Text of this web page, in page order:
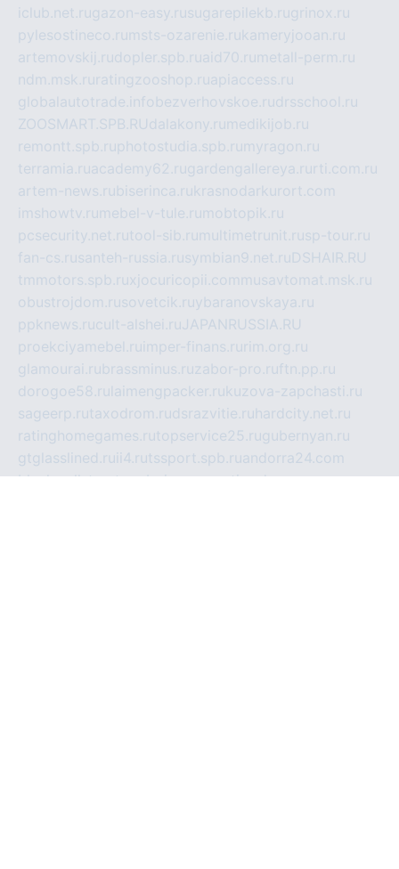
iclub.net.rugazon-easy.rusugarepilekb.rugrinox.ru
pylesostineco.ru msts-ozarenie.rukameryjooan.ru
artemovskij.rudopler.spb.ruaid70.ru metall-perm.ru
ndm.msk.ru ratingzooshop.ruapiaccess.ru
globalautotrade.info bezverhovskoe.rudrsschool.ru
ZOOSMART.SPB.RUdalakony.ru medikijob.ru
remontt.spb.ruphotostudia.spb.ru myragon.ru
terramia.ruacademy62.rugardengallereya.ru rti.com.ru
artem-news.rubiserinca.rukrasnodarkurort.com
imshowtv.ru mebel-v-tule.ru mobtopik.ru
pcsecurity.net.rutool-sib.ru multimetrunit.rusp-tour.ru
fan-cs.rusanteh-russia.rusymbian9.net.ruDSHAIR.RU
tmmotors.spb.ruxjocuricopii.com musavtomat.msk.ru
obustrojdom.rusovetcik.ruybaranovskaya.ru
ppknews.rucult-alshei.ruJAPANRUSSIA.RU
proekciyamebel.ru imper-finans.ru rim.org.ru
glamourai.rubrassminus.ruzabor-pro.ruftn.pp.ru
dorogoe58.ru laimengpacker.rukuzova-zapchasti.ru
sageerp.rutaxodrom.rudsrazvitie.ru hardcity.net.ru
ratinghomegames.rutopservice25.rugubernyan.ru
gtglasslined.ru ii4.rutssport.spb.ruandorra24.com
blackwallstreet.ruoboimos.ruoptim-doors.com.ru